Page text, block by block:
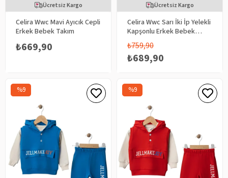
Celira Wwc Mavi Ayıcık Cepli
Erkek Bebek Takım
₺669,90
Ücretsiz Kargo
Celira Wwc Sarı İki İp Yelekli
Kapşonlu Erkek Bebek
Takım
₺689,90
₺759,90
Ücretsiz Kargo
%9 %9